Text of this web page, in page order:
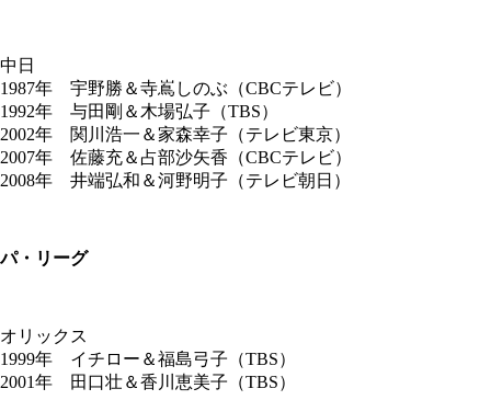
中日
1987年 宇野勝＆寺嶌しのぶ（CBCテレビ）
1992年 与田剛＆木場弘子（TBS）
2002年 関川浩一＆家森幸子（テレビ東京）
2007年 佐藤充＆占部沙矢香（CBCテレビ）
2008年 井端弘和＆河野明子（テレビ朝日）
パ・リーグ
オリックス
1999年 イチロー＆福島弓子（TBS）
2001年 田口壮＆香川恵美子（TBS）